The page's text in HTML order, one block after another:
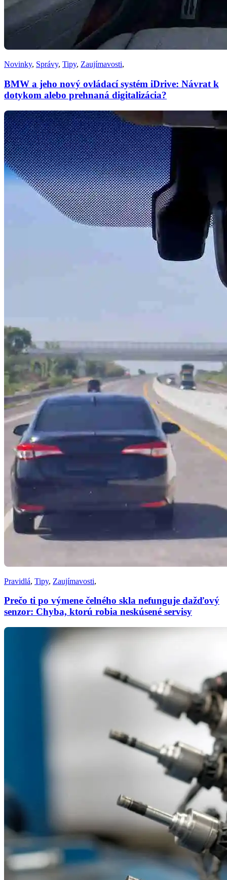
Novinky, Správy, Tipy, Zaujímavosti,
BMW a jeho nový ovládací systém iDrive: Návrat k
dotykom alebo prehnaná digitalizácia?
Pravidlá, Tipy, Zaujímavosti,
Prečo ti po výmene čelného skla nefunguje dažďový
senzor: Chyba, ktorú robia neskúsené servisy